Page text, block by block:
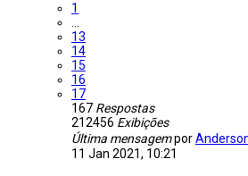
1
…
13
14
15
16
17
167 Respostas
212456 Exibições
Última mensagempor
11 Jan 2021, 10:21